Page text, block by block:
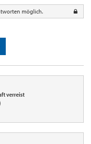
möglich.
verreist